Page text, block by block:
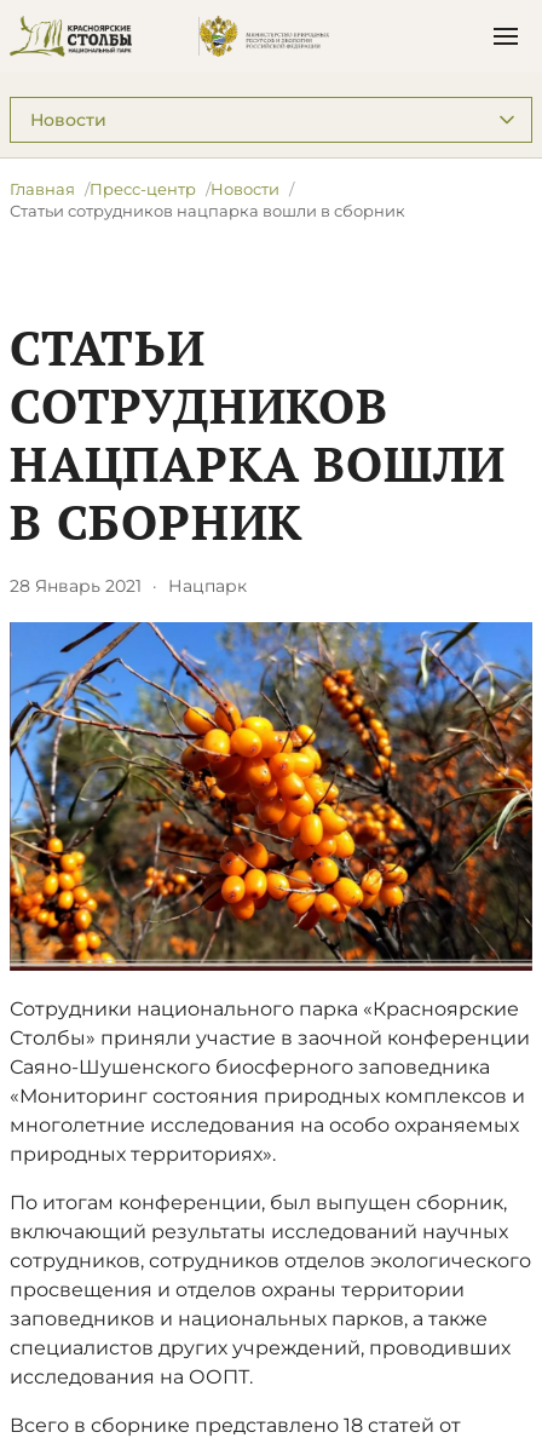
Подразделы: Пресс-центр
Главная Пресс-центр
Новости
Статьи сотрудников нацпарка вошли в сборник
СТАТЬИ
СОТРУДНИКОВ
НАЦПАРКА ВОШЛИ
В СБОРНИК
28 Январь 2021 · Нацпарк
Сотрудники национального парка «Красноярские
Столбы» приняли участие в заочной конференции
Саяно-Шушенского биосферного заповедника
«Мониторинг состояния природных комплексов и
многолетние исследования на особо охраняемых
природных территориях».
По итогам конференции, был выпущен сборник,
включающий результаты исследований научных
сотрудников, сотрудников отделов экологического
просвещения и отделов охраны территории
заповедников и национальных парков, а также
специалистов других учреждений, проводивших
исследования на ООПТ.
Всего в сборнике представлено 18 статей от